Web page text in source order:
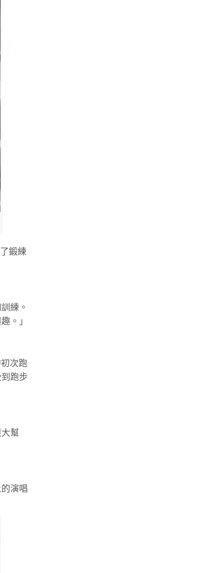
鍛練
練。
。」
次跑
跑步
幫
演唱